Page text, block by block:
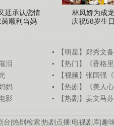
廷承认恋情
茵顺利当妈
林凤娇为成龙
庆祝58岁生
【明星】郑秀文
泪
【热门】《香格
【视频】张国强
妈
【热剧】《美人
影
【热剧】姜文马
台 热剧检索 热剧点播 电视剧库 趣